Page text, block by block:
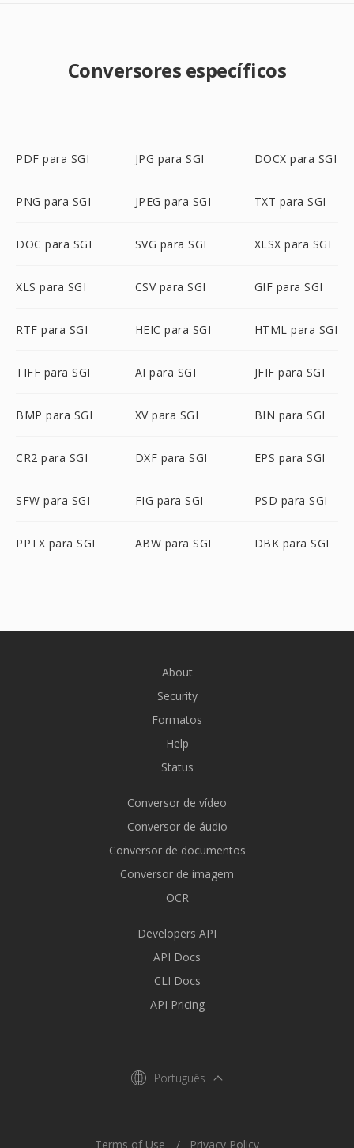
Conversores específicos
PDF para SGI JPG para SGI DOCX para SGI
PNG para SGI JPEG para SGI TXT para SGI
DOC para SGI SVG para SGI XLSX para SGI
XLS para SGI CSV para SGI GIF para SGI
RTF para SGI HEIC para SGI HTML para SGI
TIFF para SGI AI para SGI JFIF para SGI
BMP para SGI XV para SGI BIN para SGI
CR2 para SGI DXF para SGI EPS para SGI
SFW para SGI FIG para SGI PSD para SGI
PPTX para SGI ABW para SGI DBK para SGI
About
Security
Formatos
Help
Status
Conversor de vídeo
Conversor de áudio
Conversor de documentos
Conversor de imagem
OCR
Developers API
API Docs
CLI Docs
API Pricing
Português
Terms of Use Privacy Policy